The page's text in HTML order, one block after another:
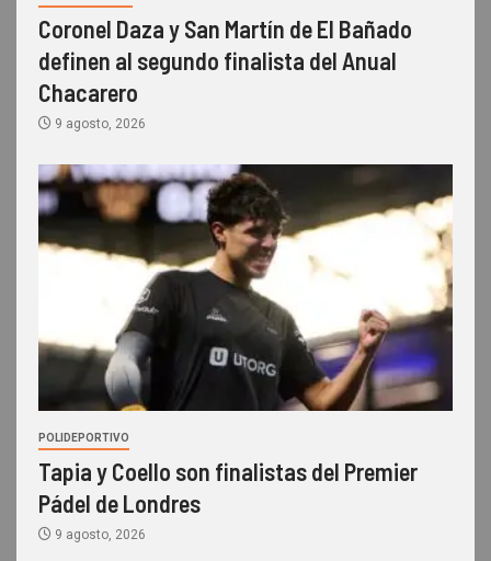
Coronel Daza y San Martín de El Bañado
definen al segundo finalista del Anual
Chacarero
9 agosto, 2026
POLIDEPORTIVO
Tapia y Coello son finalistas del Premier
Pádel de Londres
9 agosto, 2026